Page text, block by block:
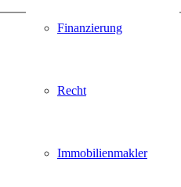
Finanzierung
Recht
Immobilienmakler